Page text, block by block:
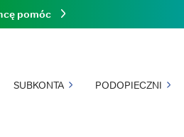
SUBKONTA PODOPIECZNI
pomóc